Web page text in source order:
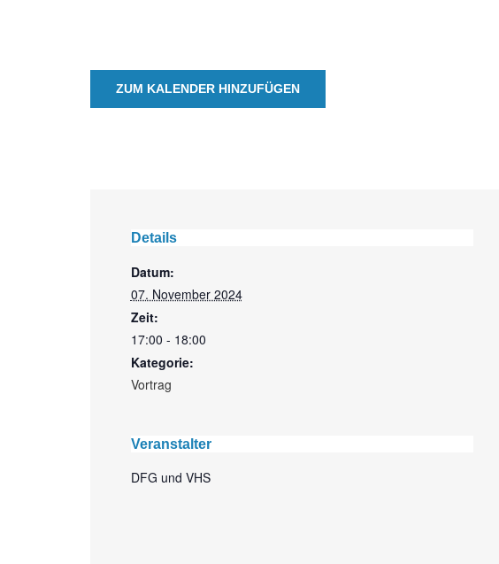
ZUM KALENDER HINZUFÜGEN
Details
Datum:
07. November 2024
Zeit:
17:00 - 18:00
Kategorie:
Vortrag
Veranstalter
DFG und VHS